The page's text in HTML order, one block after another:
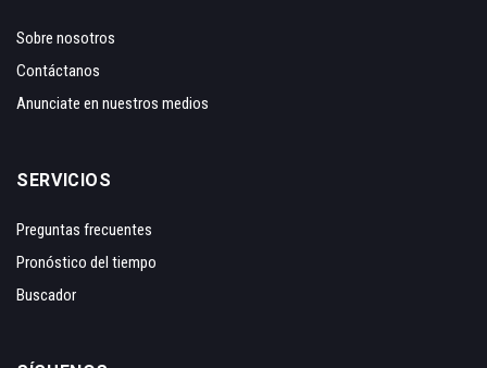
Sobre nosotros
Contáctanos
Anunciate en nuestros medios
SERVICIOS
Preguntas frecuentes
Pronóstico del tiempo
Buscador